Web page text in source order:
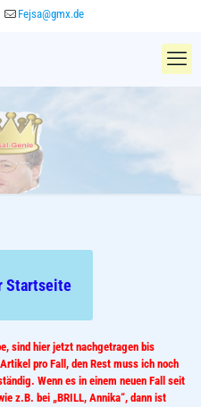
Fejsa@gmx.de
Startseite
sind hier jetzt nachgetragen bis
pro Fall, den Rest muss ich noch
Wenn es in einem neuen Fall seit
z.B. bei „BRILL, Annika“, dann ist